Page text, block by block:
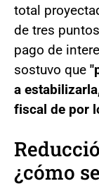
total
de tres
pago de
sostuvo que
a
fiscal de por
¿cómo